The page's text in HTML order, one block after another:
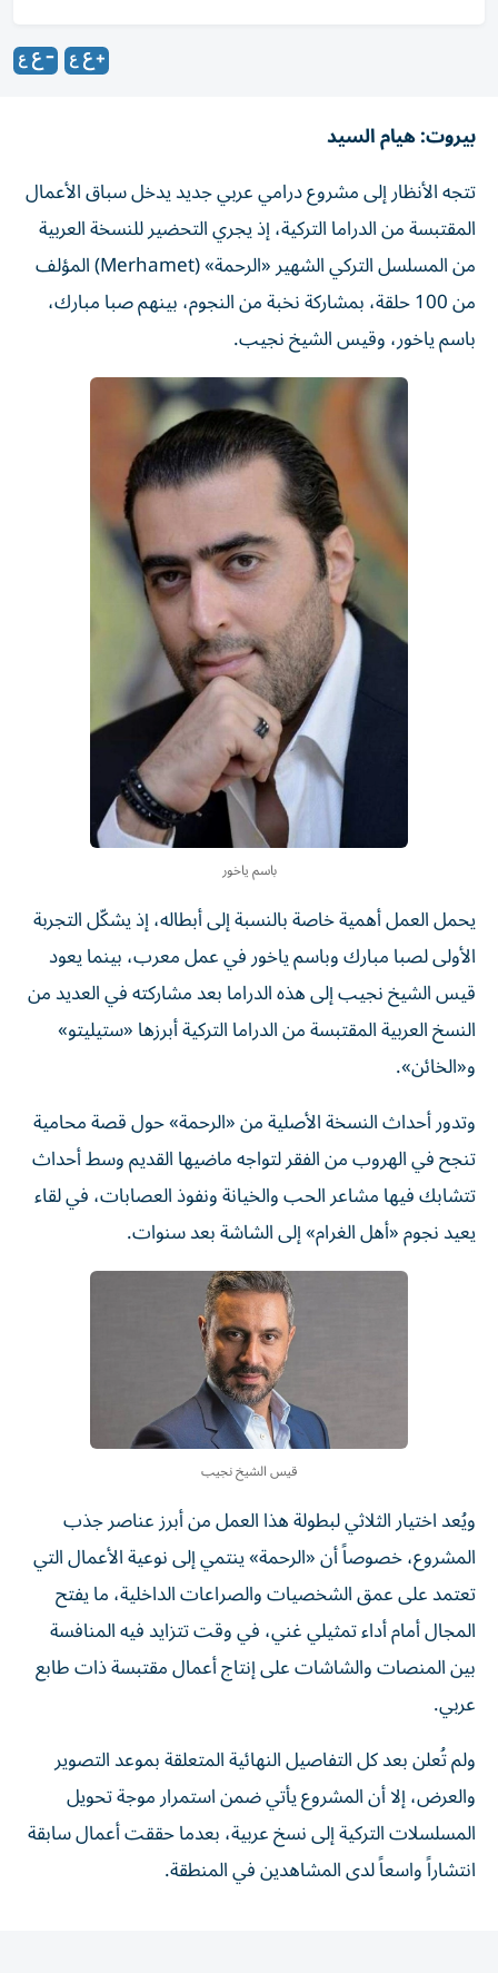
بيروت: هيام السيد
تتجه الأنظار إلى مشروع درامي عربي جديد يدخل سباق الأعمال
المقتبسة من الدراما التركية، إذ يجري التحضير للنسخة العربية
من المسلسل التركي الشهير «الرحمة» (Merhamet) المؤلف
من 100 حلقة، بمشاركة نخبة من النجوم، بينهم صبا مبارك،
باسم ياخور، وقيس الشيخ نجيب.
باسم ياخور
يحمل العمل أهمية خاصة بالنسبة إلى أبطاله، إذ يشكّل التجربة
الأولى لصبا مبارك وباسم ياخور في عمل معرب، بينما يعود
قيس الشيخ نجيب إلى هذه الدراما بعد مشاركته في العديد من
النسخ العربية المقتبسة من الدراما التركية أبرزها «ستيليتو»
و«الخائن».
وتدور أحداث النسخة الأصلية من «الرحمة» حول قصة محامية
تنجح في الهروب من الفقر لتواجه ماضيها القديم وسط أحداث
تتشابك فيها مشاعر الحب والخيانة ونفوذ العصابات، في لقاء
يعيد نجوم «أهل الغرام» إلى الشاشة بعد سنوات.
قيس الشيخ نجيب
ويُعد اختيار الثلاثي لبطولة هذا العمل من أبرز عناصر جذب
المشروع، خصوصاً أن «الرحمة» ينتمي إلى نوعية الأعمال التي
تعتمد على عمق الشخصيات والصراعات الداخلية، ما يفتح
المجال أمام أداء تمثيلي غني، في وقت تتزايد فيه المنافسة
بين المنصات والشاشات على إنتاج أعمال مقتبسة ذات طابع
عربي.
ولم تُعلن بعد كل التفاصيل النهائية المتعلقة بموعد التصوير
والعرض، إلا أن المشروع يأتي ضمن استمرار موجة تحويل
المسلسلات التركية إلى نسخ عربية، بعدما حققت أعمال سابقة
انتشاراً واسعاً لدى المشاهدين في المنطقة.